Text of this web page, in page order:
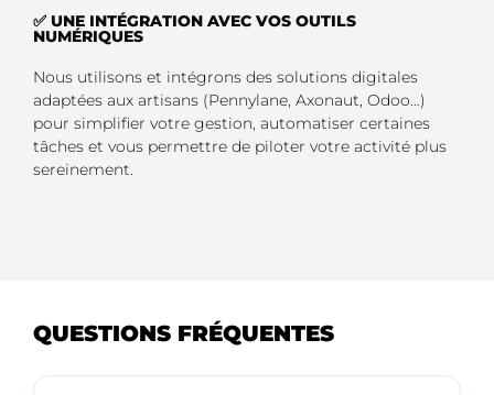
✅ UNE INTÉGRATION AVEC VOS OUTILS
NUMÉRIQUES
Nous utilisons et intégrons des solutions digitales
adaptées aux artisans (Pennylane, Axonaut, Odoo…)
pour simplifier votre gestion, automatiser certaines
tâches et vous permettre de piloter votre activité plus
sereinement.
QUESTIONS FRÉQUENTES